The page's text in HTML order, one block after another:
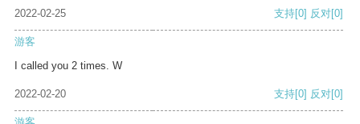
2022-02-25 支持[0] 反对[0]
游客
I called you 2 times. W
2022-02-20 支持[0] 反对[0]